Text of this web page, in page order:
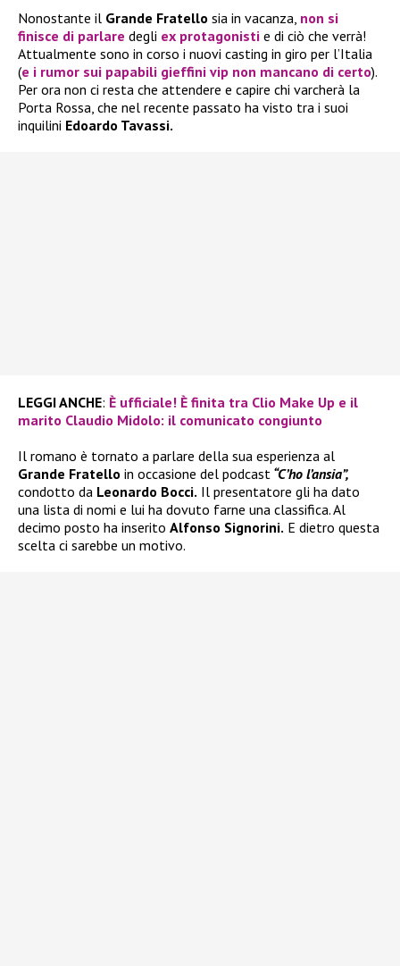
Nonostante il Grande Fratello sia in vacanza, non si
finisce di parlare degli ex protagonisti e di ciò che verrà!
Attualmente sono in corso i nuovi casting in giro per l’Italia
(e i rumor sui papabili gieffini vip non mancano di certo).
Per ora non ci resta che attendere e capire chi varcherà la
Porta Rossa, che nel recente passato ha visto tra i suoi
inquilini Edoardo Tavassi.
LEGGI ANCHE: È ufficiale! È finita tra Clio Make Up e il
marito Claudio Midolo: il comunicato congiunto
Il romano è tornato a parlare della sua esperienza al
Grande Fratello in occasione del podcast “C’ho l’ansia”,
condotto da Leonardo Bocci. Il presentatore gli ha dato
una lista di nomi e lui ha dovuto farne una classifica. Al
decimo posto ha inserito Alfonso Signorini. E dietro questa
scelta ci sarebbe un motivo.